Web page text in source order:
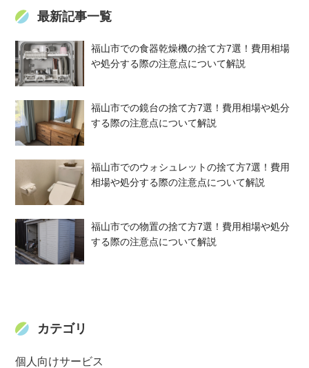
最新記事一覧
福山市での食器乾燥機の捨て方7選！費用相場
や処分する際の注意点について解説
福山市での鏡台の捨て方7選！費用相場や処分
する際の注意点について解説
福山市でのウォシュレットの捨て方7選！費用
相場や処分する際の注意点について解説
福山市での物置の捨て方7選！費用相場や処分
する際の注意点について解説
カテゴリ
個人向けサービス